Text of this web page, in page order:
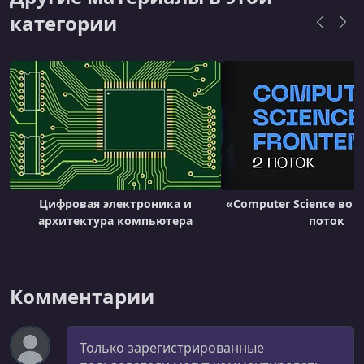
категории
Цифровая электроника и
архитектура компьютера
«Computer Science во
поток
Комментарии
Комментарий